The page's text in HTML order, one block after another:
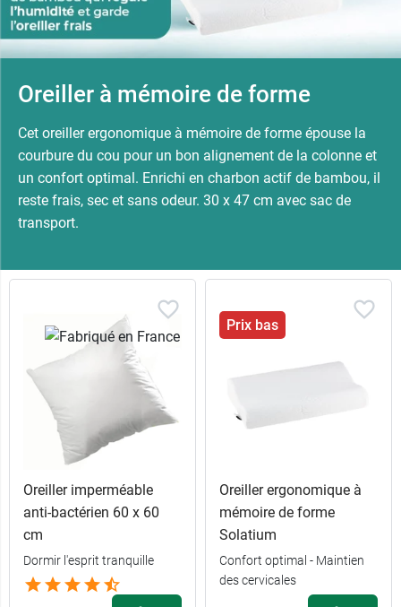
Oreiller à mémoire de forme
Cet oreiller ergonomique à mémoire de forme épouse la
courbure du cou pour un bon alignement de la colonne et
un confort optimal. Enrichi en charbon actif de bambou, il
reste frais, sec et sans odeur. 30 x 47 cm avec sac de
transport.
Oreiller imperméable
anti-bactérien 60 x 60
cm
Dormir l'esprit tranquille
Prix bas
Oreiller ergonomique à
mémoire de forme
Solatium
Confort optimal - Maintien
des cervicales